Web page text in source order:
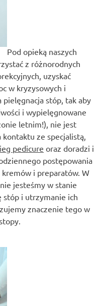
Pod opieką naszych
z różnorodnych
uzyskać
w kryzysowych i
pielęgnacja stóp, tak aby
i wypielęgnowane
letnim!), nie jest
kontaktu ze specjalistą,
pedicure oraz doradzi i
postępowania
kremów i preparatów. W
jesteśmy w stanie
stóp i utrzymanie ich
znaczenie tego w